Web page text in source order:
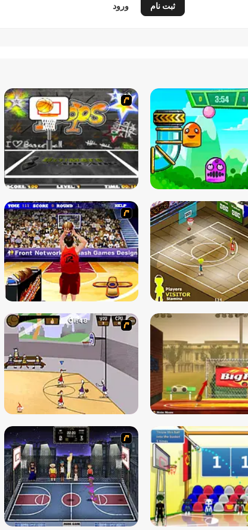
ثبت نام ورود